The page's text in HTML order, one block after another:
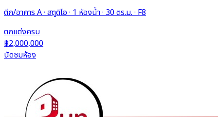
ตึก/อาคาร A · สตูดิโอ · 1 ห้องน้ำ · 30 ตร.ม. · F8
ตกแต่งครบ
฿2,000,000
นัดชมห้อง